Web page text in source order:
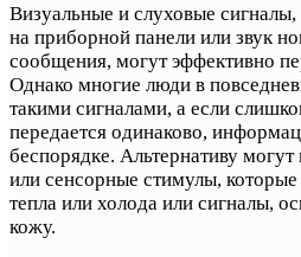
Визуальные и слуховые
на приборной панели или звук
сообщения, могут эффективно
Однако многие люди в
такими сигналами, а если
передается одинаково,
беспорядке. Альтернативу
или сенсорные стимулы,
тепла или холода или сигналы,
кожу.